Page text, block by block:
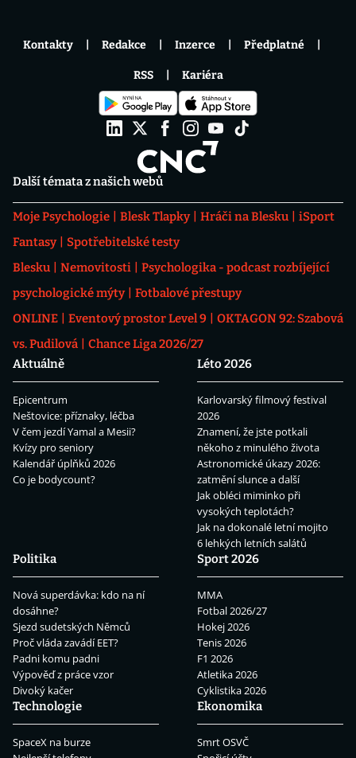
Další témata z našich webů
Moje Psychologie Blesk Tlapky Hráči na Blesku
iSport
Fantasy
Spotřebitelské testy
Blesku
Nemovitosti
Psychologika - podcast rozbíjející
psychologické mýty
Fotbalové přestupy
ONLINE
Eventový prostor Level 9
OKTAGON 92: Szabová
vs. Pudilová
Chance Liga 2026/27
Aktuálně
Epicentrum
Neštovice: příznaky, léčba
V čem jezdí Yamal a Mesii?
Kvízy pro seniory
Kalendář úplňků 2026
Co je bodycount?
Léto 2026
Karlovarský filmový festival
2026
Znamení, že jste potkali
někoho z minulého života
Astronomické úkazy 2026:
zatmění slunce a další
Jak obléci miminko při
vysokých teplotách?
Jak na dokonalé letní mojito
6 lehkých letních salátů
Politika
Nová superdávka: kdo na ní
dosáhne?
Sjezd sudetských Němců
Proč vláda zavádí EET?
Padni komu padni
Výpověď z práce vzor
Divoký kačer
Sport 2026
MMA
Fotbal 2026/27
Hokej 2026
Tenis 2026
F1 2026
Atletika 2026
Cyklistika 2026
Technologie
SpaceX na burze
Ekonomika
Smrt OSVČ
Kontakty Redakce Inzerce Předplatné
RSS Kariéra